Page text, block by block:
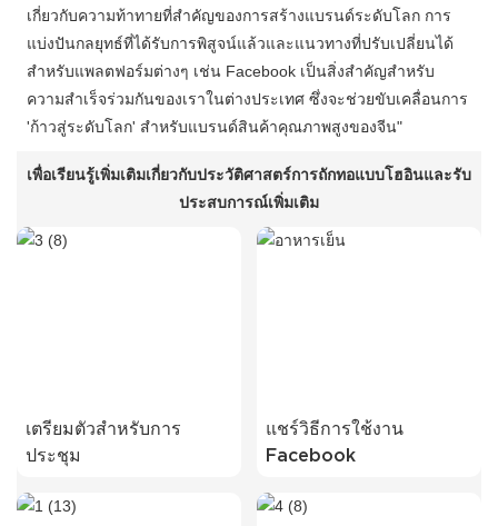
เกี่ยวกับความท้าทายที่สำคัญของการสร้างแบรนด์ระดับโลก การ
แบ่งปันกลยุทธ์ที่ได้รับการพิสูจน์แล้วและแนวทางที่ปรับเปลี่ยนได้
สำหรับแพลตฟอร์มต่างๆ เช่น Facebook เป็นสิ่งสำคัญสำหรับ
ความสำเร็จร่วมกันของเราในต่างประเทศ ซึ่งจะช่วยขับเคลื่อนการ
'ก้าวสู่ระดับโลก' สำหรับแบรนด์สินค้าคุณภาพสูงของจีน"
เพื่อเรียนรู้เพิ่มเติมเกี่ยวกับประวัติศาสตร์การถักทอแบบโฮอินและรับ
ประสบการณ์เพิ่มเติม
เตรียมตัวสำหรับการ
ประชุม
แชร์วิธีการใช้งาน
Facebook